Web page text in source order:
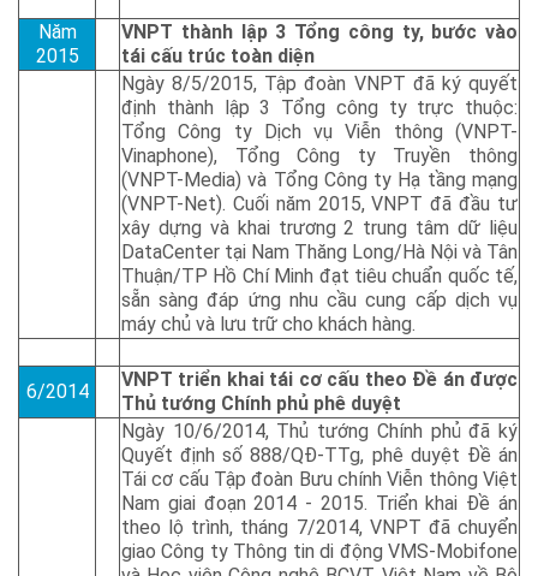
Năm
2015
VNPT thành lập 3 Tổng công ty, bước vào
tái cấu trúc toàn diện
Ngày 8/5/2015, Tập đoàn VNPT đã ký quyết
định thành lập 3 Tổng công ty trực thuộc:
Tổng Công ty Dịch vụ Viễn thông (VNPT-
Vinaphone), Tổng Công ty Truyền thông
(VNPT-Media) và Tổng Công ty Hạ tầng mạng
(VNPT-Net). Cuối năm 2015, VNPT đã đầu tư
xây dựng và khai trương 2 trung tâm dữ liệu
DataCenter tại Nam Thăng Long/Hà Nội và Tân
Thuận/TP Hồ Chí Minh đạt tiêu chuẩn quốc tế,
sẵn sàng đáp ứng nhu cầu cung cấp dịch vụ
máy chủ và lưu trữ cho khách hàng.
6/2014
VNPT triển khai tái cơ cấu theo Đề án được
Thủ tướng Chính phủ phê duyệt
Ngày 10/6/2014, Thủ tướng Chính phủ đã ký
Quyết định số 888/QĐ-TTg, phê duyệt Đề án
Tái cơ cấu Tập đoàn Bưu chính Viễn thông Việt
Nam giai đoạn 2014 - 2015. Triển khai Đề án
theo lộ trình, tháng 7/2014, VNPT đã chuyển
giao Công ty Thông tin di động VMS-Mobifone